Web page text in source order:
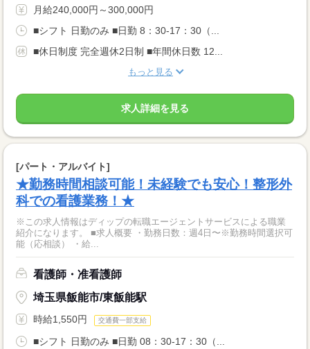
月給240,000円～300,000円
■シフト 日勤のみ ■日勤 8：30-17：30（...
■休日制度 完全週休2日制 ■年間休日数 12...
もっと見る
求人詳細を見る
[パート・アルバイト]
★勤務時間相談可能！未経験でも安心！整形外
科での看護業務！★
※この求人情報はディップの転職エージェントサービスによる職業
紹介になります。 ■求人概要 ・勤務日数：週4日〜※勤務時間選択可
能（応相談） ・給...
看護師・准看護師
埼玉県飯能市/東飯能駅
時給1,550円 交通費一部支給
■シフト 日勤のみ ■日勤 08：30-17：30（...